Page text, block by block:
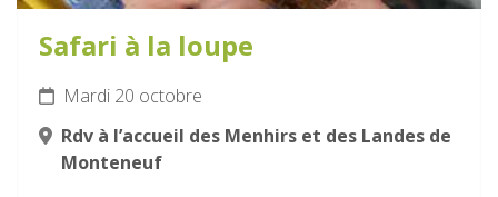
Safari à la loupe
Mardi 20 octobre
Rdv à l’accueil des Menhirs et des Landes de
Monteneuf